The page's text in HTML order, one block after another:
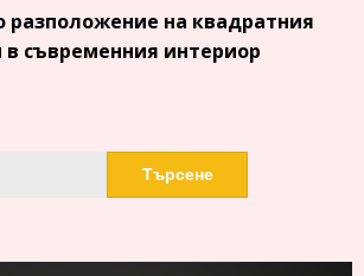
разположение на квадратния
съвременния интериор